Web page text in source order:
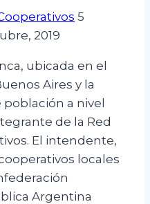
5
2019
ubicada en el
Aires y la
a nivel
de la Red
El intendente,
locales
Argentina